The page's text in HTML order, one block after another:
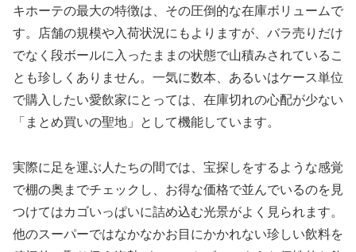
キホーテの最大の特徴は、その圧倒的な在庫ボリュームで
す。店舗の規模や入荷状況にもよりますが、バラ売りだけ
でなく段ボールに入ったままの状態で山積みされているこ
とも珍しくありません。一気に数本、あるいはケース単位
で購入したい愛飲家にとっては、在庫切れの心配が少ない
「まとめ買いの聖地」として機能しています。
実際に足を運ぶ人たちの間では、宝探しをするような感覚
で棚の奥までチェックし、お得な価格で並んでいるのを見
つけてはカゴいっぱいに詰め込む光景がよく見られます。
他のスーパーではなかなかお目にかかれない珍しい飲料を